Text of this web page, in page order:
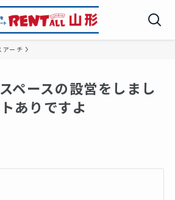
アーチ
ペースの設営をしまし
ありですよ️